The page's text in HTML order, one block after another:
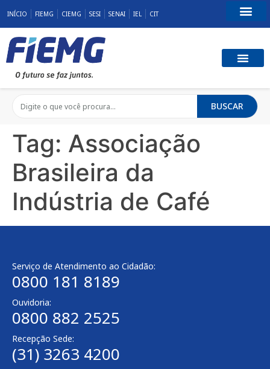
INÍCIO FIEMG CIEMG SESI SENAI IEL CIT
BUSCAR
Tag: Associação
Brasileira da
Indústria de Café
Serviço de Atendimento ao Cidadão:
0800 181 8189
Ouvidoria:
0800 882 2525
Recepção Sede:
(31) 3263 4200